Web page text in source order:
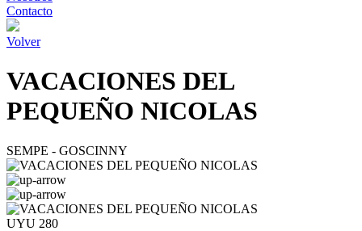
Contacto
Volver
VACACIONES DEL
PEQUEÑO NICOLAS
SEMPE - GOSCINNY
UYU 280